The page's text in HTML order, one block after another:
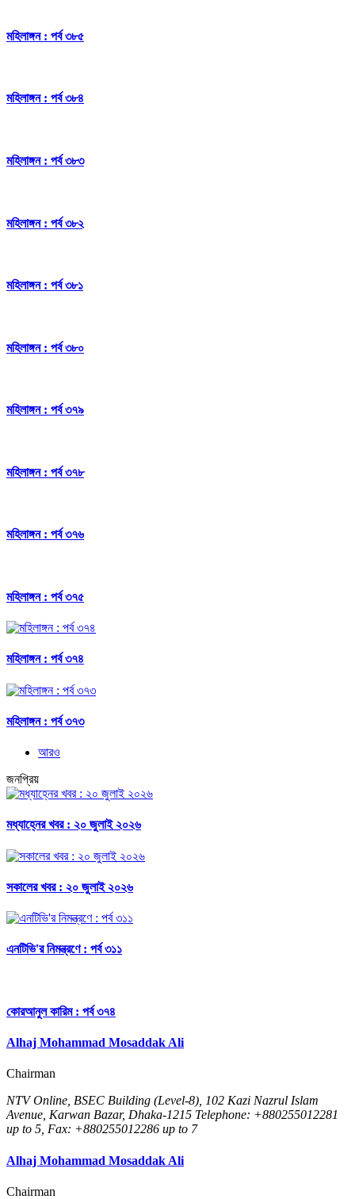
মহিলাঙ্গন : পর্ব ৩৮৫
মহিলাঙ্গন : পর্ব ৩৮৪
মহিলাঙ্গন : পর্ব ৩৮৩
মহিলাঙ্গন : পর্ব ৩৮২
মহিলাঙ্গন : পর্ব ৩৮১
মহিলাঙ্গন : পর্ব ৩৮০
মহিলাঙ্গন : পর্ব ৩৭৯
মহিলাঙ্গন : পর্ব ৩৭৮
মহিলাঙ্গন : পর্ব ৩৭৬
মহিলাঙ্গন : পর্ব ৩৭৫
মহিলাঙ্গন : পর্ব ৩৭৪
মহিলাঙ্গন : পর্ব ৩৭৩
আরও
জনপ্রিয়
মধ্যাহ্নের খবর : ২০ জুলাই ২০২৬
সকালের খবর : ২০ জুলাই ২০২৬
এনটিভি'র নিমন্ত্রণে : পর্ব ৩১১
কোরআনুল কারিম : পর্ব ৩৭৪
Alhaj Mohammad Mosaddak Ali
Chairman
NTV Online, BSEC Building (Level-8), 102 Kazi Nazrul Islam
Avenue, Karwan Bazar, Dhaka-1215 Telephone: +880255012281
up to 5, Fax: +880255012286 up to 7
Alhaj Mohammad Mosaddak Ali
Chairman